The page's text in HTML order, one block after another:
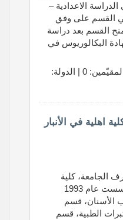
الدراسة الاعدادية –
في القسم على وفق
القسم بعد دراسة
البكالوريوس في
اهلية في الأنبار
الجامعة، كلية
خاصة في محافظة الأنبار تأسست عام 1993
قسم
الطبية، قسم